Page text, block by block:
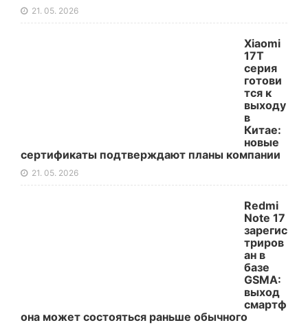
21. 05. 2026
Xiaomi
17T
серия
готови
тся к
выходу
в
Китае:
новые
сертификаты подтверждают планы компании
21. 05. 2026
Redmi
Note 17
зарегис
триров
ан в
базе
GSMA:
выход
смартф
она может состояться раньше обычного